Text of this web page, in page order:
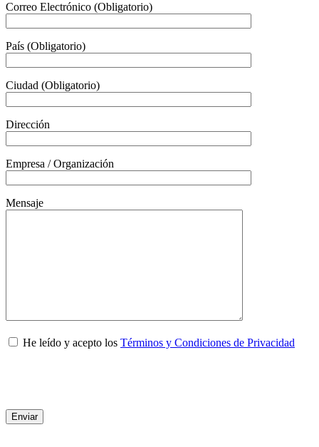
Correo Electrónico (Obligatorio)
País (Obligatorio)
Ciudad (Obligatorio)
Dirección
Empresa / Organización
Mensaje
He leído y acepto los Términos y Condiciones de Privacidad